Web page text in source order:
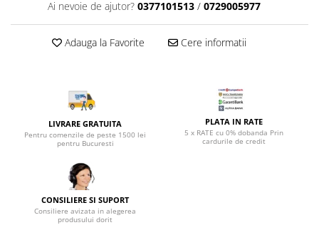
Top saltele memory 5 cm
Saltele cu plasa de arcuri
Scaune manager
Mobila bucatarie
Seturi mese si scaune bucatarie
Mobilier hol
Mobila hol
Suporturi si rafturi pantofi
Portmantouri
Pantofare
Seturi mobilier hol
Ai nevoie de ajutor? 0377101513 / 0729005977
Adauga la Favorite Cere informatii
LIVRARE GRATUITA
Pentru comenzile de peste 1500 lei
pentru Bucuresti
PLATA IN RATE
5 x RATE cu 0% dobanda Prin
cardurile de credit
CONSILIERE SI SUPORT
Consiliere avizata in alegerea
produsului dorit